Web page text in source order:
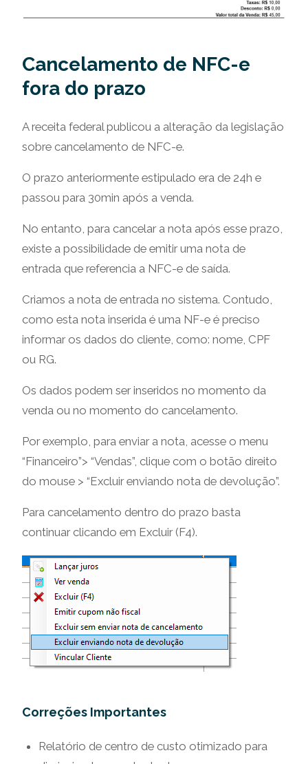
Cancelamento de NFC-e
fora do prazo
A receita federal publicou a alteração da legislação
sobre cancelamento de NFC-e.
O prazo anteriormente estipulado era de 24h e
passou para 30min após a venda.
No entanto, para cancelar a nota após esse prazo,
existe a possibilidade de emitir uma nota de
entrada que referencia a NFC-e de saída.
Criamos a nota de entrada no sistema. Contudo,
como esta nota inserida é uma NF-e é preciso
informar os dados do cliente, como: nome, CPF
ou RG.
Os dados podem ser inseridos no momento da
venda ou no momento do cancelamento.
Por exemplo, para enviar a nota, acesse o menu
“Financeiro”> “Vendas”, clique com o botão direito
do mouse > “Excluir enviando nota de devolução”.
Para cancelamento dentro do prazo basta
continuar clicando em Excluir (F4).
Correções Importantes
Relatório de centro de custo otimizado para